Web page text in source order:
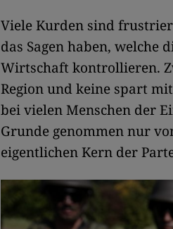
Viele Kurden sind
das Sagen haben, welche
Wirtschaft kontrollieren.
Region und keine spart
bei vielen Menschen der
Grunde genommen nur
eigentlichen Kern der